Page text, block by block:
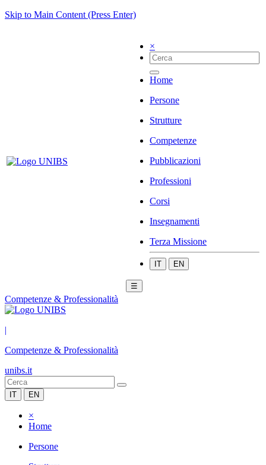
Skip to Main Content (Press Enter)
×
Home
Persone
Strutture
Competenze
Pubblicazioni
Professioni
Corsi
Insegnamenti
Terza Missione
IT EN
☰
Competenze & Professionalità
|
Competenze & Professionalità
unibs.it
IT EN
×
Home
Persone